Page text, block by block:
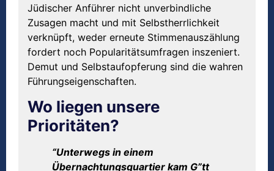
Jüdischer Anführer nicht unverbindliche
Zusagen macht und mit Selbstherrlichkeit
verknüpft, weder erneute Stimmenauszählung
fordert noch Popularitätsumfragen inszeniert.
Demut und Selbstaufopferung sind die wahren
Führungseigenschaften.
Wo liegen unsere
Prioritäten?
“Unterwegs in einem
Übernachtungsquartier kam G”tt